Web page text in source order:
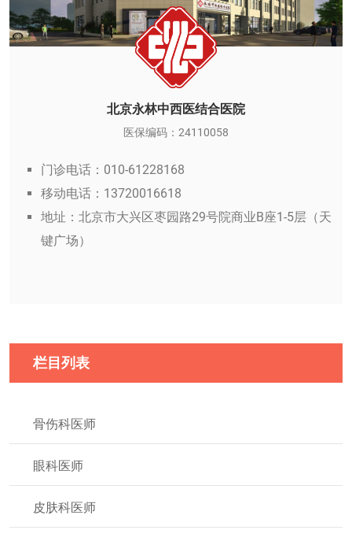
北京永林中西医结合医院
医保编码：24110058
门诊电话：010-61228168
移动电话：13720016618
地址：北京市大兴区枣园路29号院商业B座1-5层（天
键广场）
栏目列表
骨伤科医师
眼科医师
皮肤科医师